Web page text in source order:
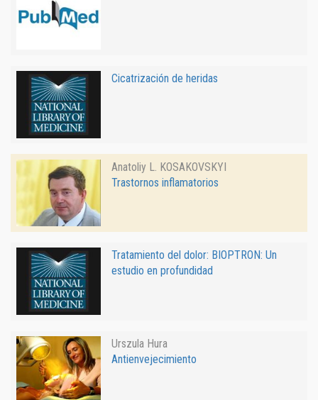
Cicatrización de heridas
Anatoliy L. KOSAKOVSKYI
Trastornos inflamatorios
Tratamiento del dolor: BIOPTRON: Un
estudio en profundidad
Urszula Hura
Antienvejecimiento